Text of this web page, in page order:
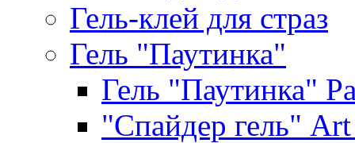
Гель-клей для страз
Гель "Паутинка"
Гель "Паутинка"
"Спайдер гель"